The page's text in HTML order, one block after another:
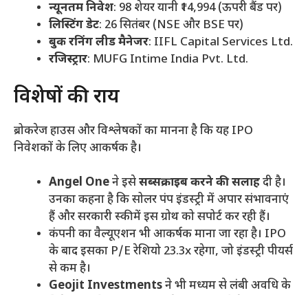
न्यूनतम निवेश: 98 शेयर यानी ₹14,994 (ऊपरी बैंड पर)
लिस्टिंग डेट: 26 सितंबर (NSE और BSE पर)
बुक रनिंग लीड मैनेजर: IIFL Capital Services Ltd.
रजिस्ट्रार: MUFG Intime India Pvt. Ltd.
विशेषज्ञों की राय
ब्रोकरेज हाउस और विश्लेषकों का मानना है कि यह IPO
निवेशकों के लिए आकर्षक है।
Angel Oneने इसेसब्सक्राइब करने की सलाहदी है।
उनका कहना है कि सोलर पंप इंडस्ट्री में अपार संभावनाएं
हैं और सरकारी स्कीमें इस ग्रोथ को सपोर्ट कर रही हैं।
कंपनी का वैल्यूएशन भी आकर्षक माना जा रहा है। IPO
के बाद इसका P/E रेशियो 23.3x रहेगा, जो इंडस्ट्री पीयर्स
से कम है।
Geojit Investmentsने भी मध्यम से लंबी अवधि के